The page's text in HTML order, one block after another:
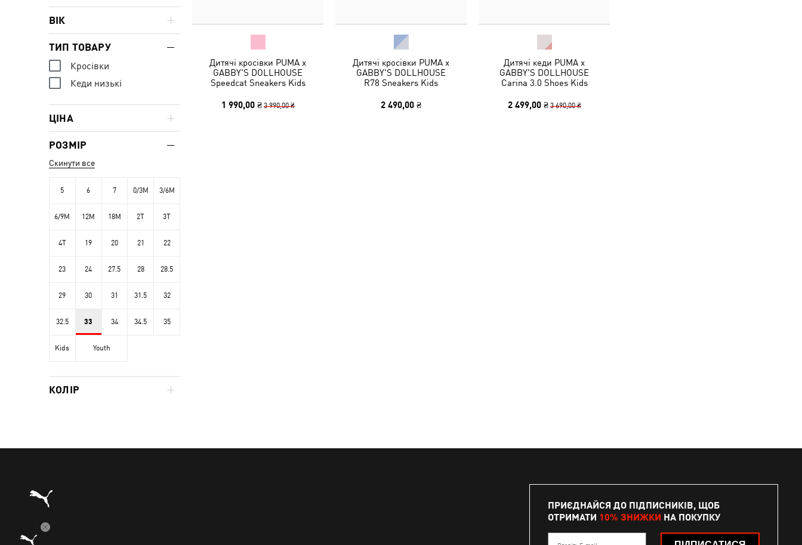
Дитячі кросівки PUMA x
GABBY'S DOLLHOUSE
Speedcat Sneakers Kids
1 990,00 ₴ 3 990,00 ₴
Дитячі кросівки PUMA x
GABBY'S DOLLHOUSE
R78 Sneakers Kids
2 490,00 ₴
Дитячі кеди PUMA x
GABBY'S DOLLHOUSE
Carina 3.0 Shoes Kids
2 499,00 ₴ 3 690,00 ₴
ВІК
ТИП ТОВАРУ
Кросівки
Кеди низькі
ЦІНА
РОЗМІР
Скинути все
5 6 7 0/3M 3/6M
6/9M 12M 18M 2T 3T
4T 19 20 21 22
23 24 27.5 28 28.5
29 30 31 31.5 32
32.5 33 34 34.5 35
Kids Youth
КОЛІР
ПРИЄДНАЙСЯ ДО ПІДПИСНИКІВ, ЩОБ
ОТРИМАТИ 10% ЗНИЖКИ НА ПОКУПКУ